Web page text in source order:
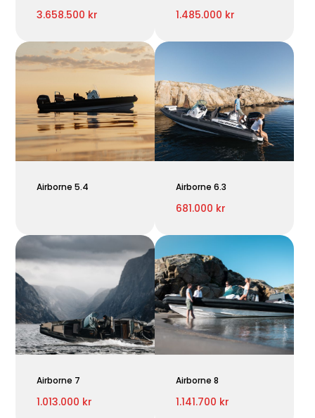
3.658.500 kr 1.485.000 kr
Airborne 5.4 Airborne 6.3
681.000 kr
Airborne 7
1.013.000 kr
Airborne 8
1.141.700 kr